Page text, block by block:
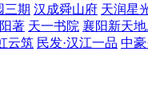
三期 汉成舜山府 天润星
著 天一书院 襄阳新天
云筑 民发·汉江一品 中豪